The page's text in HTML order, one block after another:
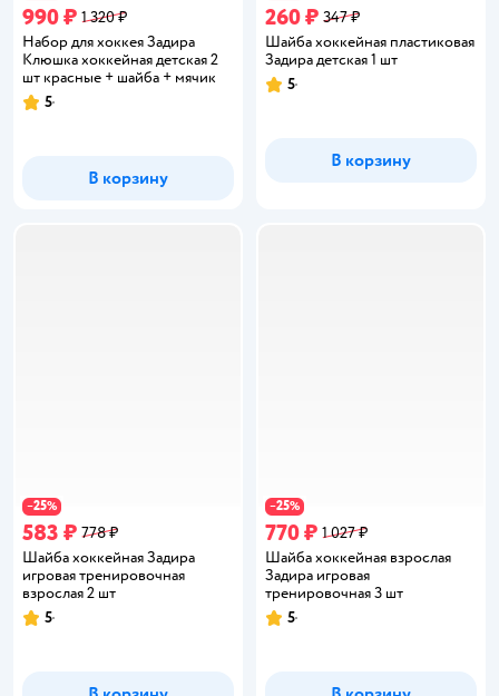
990 ₽ 1 320 ₽
Набор для хоккея Задира
Клюшка хоккейная детская 2
шт красные + шайба + мячик
Рейтинг:
5
В корзину
260 ₽ 347 ₽
Шайба хоккейная пластиковая
Задира детская 1 шт
Рейтинг:
5
В корзину
−25%
583 ₽ 778 ₽
Шайба хоккейная Задира
игровая тренировочная
взрослая 2 шт
Рейтинг:
5
−25%
770 ₽ 1 027 ₽
Шайба хоккейная взрослая
Задира игровая
тренировочная 3 шт
Рейтинг:
5